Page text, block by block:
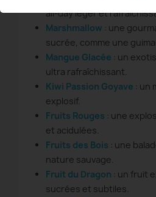
all-day léger et
Marshmallow : une
sucrée, comme une
Mangue Glacée : un
ultra rafraîchissant.
Kiwi Passion Goyave : un
explosif.
Fruits Rouges : une
et acidulées.
Fruits des Bois : une
nature sauvage.
Fruit du Dragon : un fruit
sucrées et subtiles.